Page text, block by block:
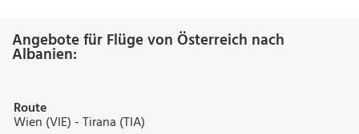
Angebote für Flüge von Österreich nach
Albanien:
Route
Wien (VIE) - Tirana (TIA)